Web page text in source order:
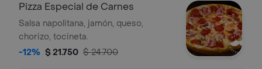
Pizza Especial de Carnes
Salsa napolitana, jamón, queso,
chorizo, tocineta.
-12% $ 21.750 $ 24.700